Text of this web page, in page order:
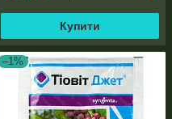
Купити
–1%